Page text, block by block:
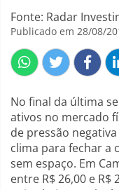
Fonte: Radar
Publicado em 28/08/
No final da última
ativos no mercado
de pressão
clima para fechar a
sem espaço. Em
entre R$ 26,00 e R$